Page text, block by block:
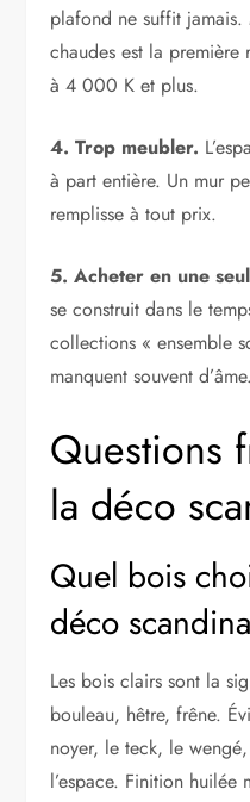
plafond ne suffit
chaudes est la première
à 4 000 K et plus.
4. Trop meubler.
à part entière. Un mur
remplisse à tout prix.
5. Acheter en une
se construit dans le
collections « ensemble
manquent souvent d’âme.
Questions
la déco
Quel bois
déco
Les bois clairs sont la
bouleau, hêtre, frêne.
noyer, le teck, le
l’espace. Finition huilée